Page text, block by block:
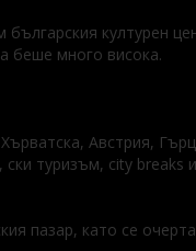
културен
беше много висока.
Австрия,
туризъм, city breaks
пазар, като се